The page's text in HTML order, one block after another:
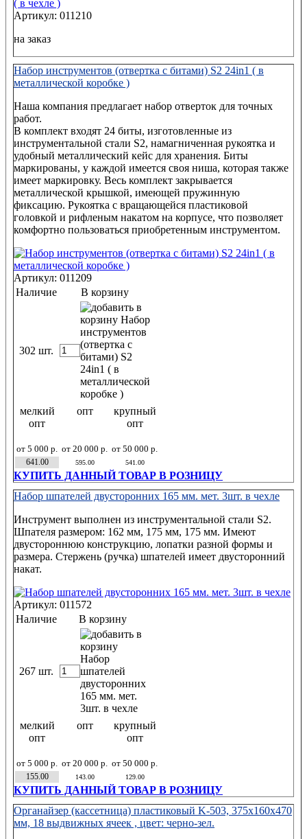
Артикул: 011210
на заказ
Набор инструментов (отвертка с битами) S2 24in1 ( в
металлической коробке )
Наша компания предлагает набор отверток для точных
работ.
В комплект входят 24 биты, изготовленные из
инструментальной стали S2, намагниченная рукоятка и
удобный металлический кейс для хранения. Биты
маркированы, у каждой имеется своя ниша, которая также
имеет маркировку. Весь комплект закрывается
металлической крышкой, имеющей пружинную
фиксацию. Рукоятка с вращающейся пластиковой
головкой и рифленым накатом на корпусе, что позволяет
комфортно пользоваться приобретенным инструментом.
Артикул: 011209
Наличие
В корзину
302 шт.
мелкий
опт
от 5 000 р.
опт
от 20 000 р.
крупный
опт
от 50 000 р.
641.00
595.00 541.00
КУПИТЬ ДАННЫЙ ТОВАР В РОЗНИЦУ
Набор шпателей двусторонних 165 мм. мет. 3шт. в чехле
Инструмент выполнен из инструментальной стали S2.
Шпателя размером: 162 мм, 175 мм, 175 мм. Имеют
двустороннюю конструкцию, лопатки разной формы и
размера. Стержень (ручка) шпателей имеет двусторонний
накат.
Артикул: 011572
Наличие
В корзину
267 шт.
мелкий
опт
от 5 000 р.
опт
от 20 000 р.
крупный
опт
от 50 000 р.
155.00
143.00 129.00
КУПИТЬ ДАННЫЙ ТОВАР В РОЗНИЦУ
Органайзер (кассетница) пластиковый K-503, 375x160x470
мм, 18 выдвижных ячеек , цвет: черно-зел.